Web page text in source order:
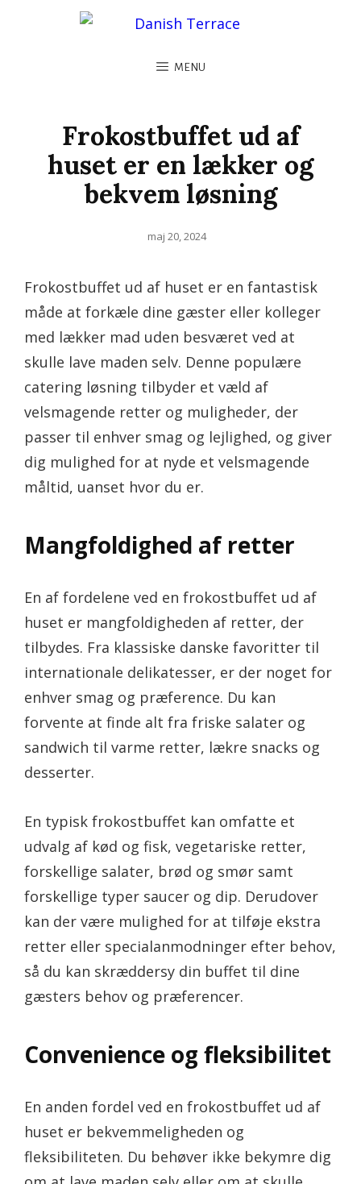
MENU
Frokostbuffet ud af
huset er en lækker og
bekvem løsning
Posted
maj 20, 2024
Frokostbuffet ud af huset er en fantastisk
måde at forkæle dine gæster eller kolleger
med lækker mad uden besværet ved at
skulle lave maden selv. Denne populære
catering løsning tilbyder et væld af
velsmagende retter og muligheder, der
passer til enhver smag og lejlighed, og giver
dig mulighed for at nyde et velsmagende
måltid, uanset hvor du er.
Mangfoldighed af retter
En af fordelene ved en frokostbuffet ud af
huset er mangfoldigheden af retter, der
tilbydes. Fra klassiske danske favoritter til
internationale delikatesser, er der noget for
enhver smag og præference. Du kan
forvente at finde alt fra friske salater og
sandwich til varme retter, lækre snacks og
desserter.
En typisk frokostbuffet kan omfatte et
udvalg af kød og fisk, vegetariske retter,
forskellige salater, brød og smør samt
forskellige typer saucer og dip. Derudover
kan der være mulighed for at tilføje ekstra
retter eller specialanmodninger efter behov,
så du kan skræddersy din buffet til dine
gæsters behov og præferencer.
Convenience og fleksibilitet
En anden fordel ved en frokostbuffet ud af
huset er bekvemmeligheden og
fleksibiliteten. Du behøver ikke bekymre dig